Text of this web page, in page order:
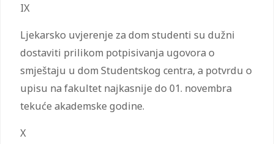
IX
Ljekarsko uvjerenje za dom studenti su dužni
dostaviti prilikom potpisivanja ugovora o
smještaju u dom Studentskog centra, a potvrdu o
upisu na fakultet najkasnije do 01. novembra
tekuće akademske godine.
X